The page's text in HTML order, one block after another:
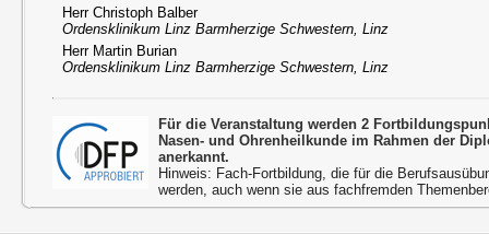
Herr Christoph Balber
Ordensklinikum Linz Barmherzige Schwestern, Linz
Herr Martin Burian
Ordensklinikum Linz Barmherzige Schwestern, Linz
Für die Veranstaltung werden 2
Nasen- und Ohrenheilkunde im Rahmen der
anerkannt.
Hinweis: Fach-Fortbildung, die für die
werden, auch wenn sie aus fachfremden